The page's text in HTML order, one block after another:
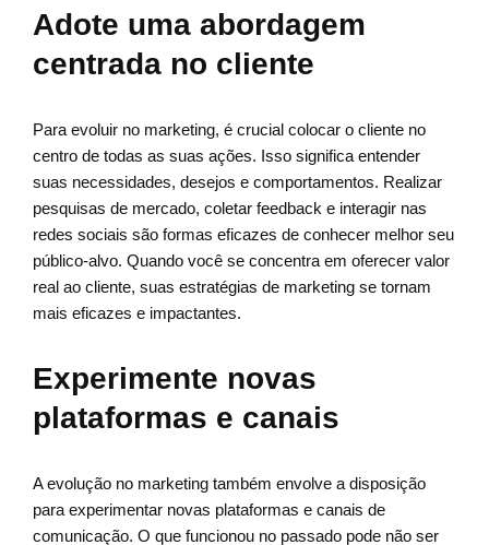
Adote uma abordagem
centrada no cliente
Para evoluir no marketing, é crucial colocar o cliente no
centro de todas as suas ações. Isso significa entender
suas necessidades, desejos e comportamentos. Realizar
pesquisas de mercado, coletar feedback e interagir nas
redes sociais são formas eficazes de conhecer melhor seu
público-alvo. Quando você se concentra em oferecer valor
real ao cliente, suas estratégias de marketing se tornam
mais eficazes e impactantes.
Experimente novas
plataformas e canais
A evolução no marketing também envolve a disposição
para experimentar novas plataformas e canais de
comunicação. O que funcionou no passado pode não ser